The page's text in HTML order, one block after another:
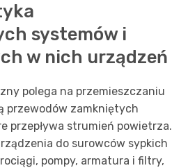
systemów i
w nich urządzeń
polega na przemieszczaniu
przewodów zamkniętych
przepływa strumień powietrza.
do surowców sypkich
pompy, armatura i filtry,